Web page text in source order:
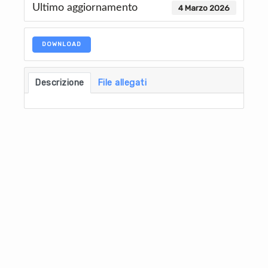
Ultimo aggiornamento 4 Marzo 2026
DOWNLOAD
Descrizione File allegati